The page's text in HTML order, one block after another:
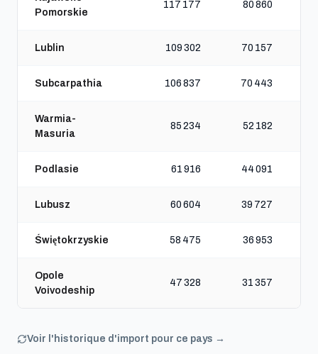
Pomorskie
117 177 80 860
Lublin 109 302 70 157
Subcarpathia 106 837 70 443
Warmia-
Masuria
85 234 52 182
Podlasie 61 916 44 091
Lubusz 60 604 39 727
Świętokrzyskie 58 475 36 953
Opole
Voivodeship
47 328 31 357
Voir l'historique d'import pour ce pays →